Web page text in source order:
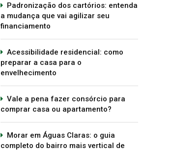
Padronização dos cartórios: entenda
a mudança que vai agilizar seu
financiamento
Acessibilidade residencial: como
preparar a casa para o
envelhecimento
Vale a pena fazer consórcio para
comprar casa ou apartamento?
Morar em Águas Claras: o guia
completo do bairro mais vertical de